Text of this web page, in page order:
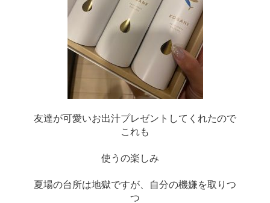
友達が可愛いお出汁プレゼントしてくれたので
これも
使うの楽しみ
夏場の台所は地獄ですが、自分の機嫌を取りつ
つ